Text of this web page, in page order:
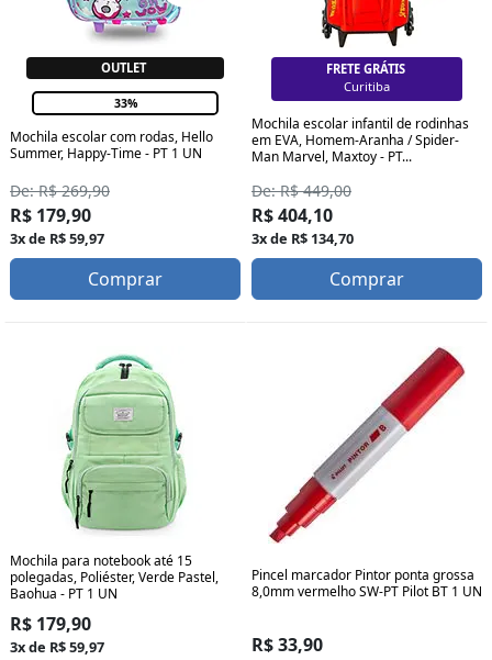
OUTLET
33%
Mochila escolar com rodas, Hello
Summer, Happy-Time - PT 1 UN
De: R$ 269,90
R$ 179,90
3x de R$ 59,97
Comprar
FRETE GRÁTIS
Florianópolis
Mochila escolar infantil de rodinhas
em EVA, Homem-Aranha / Spider-
Man Marvel, Maxtoy - PT...
De: R$ 449,00
R$ 404,10
3x de R$ 134,70
Comprar
Mochila para notebook até 15
polegadas, Poliéster, Verde Pastel,
Baohua - PT 1 UN
R$ 179,90
3x de R$ 59,97
Pincel marcador Pintor ponta grossa
8,0mm vermelho SW-PT Pilot BT 1 UN
R$ 33,90